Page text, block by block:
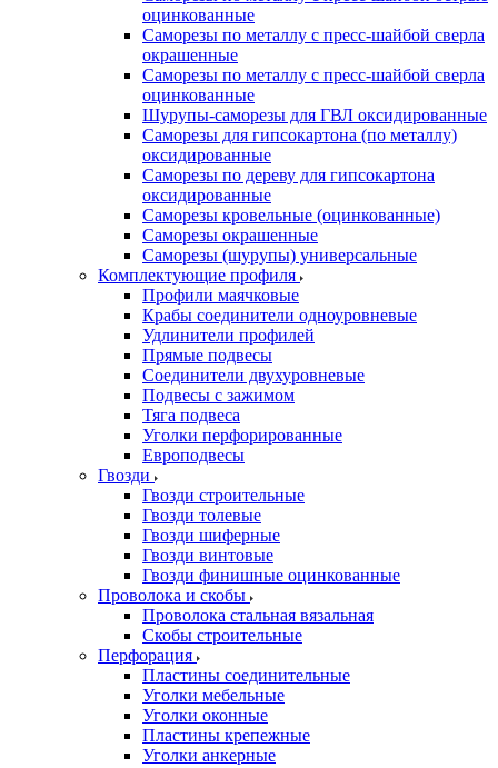
оцинкованные
Саморезы по металлу с пресс-шайбой сверла
окрашенные
Саморезы по металлу с пресс-шайбой сверла
оцинкованные
Шурупы-саморезы для ГВЛ оксидированные
Саморезы для гипсокартона (по металлу)
оксидированные
Саморезы по дереву для гипсокартона
оксидированные
Саморезы кровельные (оцинкованные)
Саморезы окрашенные
Саморезы (шурупы) универсальные
Комплектующие профиля
Профили маячковые
Крабы соединители одноуровневые
Удлинители профилей
Прямые подвесы
Соединители двухуровневые
Подвесы с зажимом
Тяга подвеса
Уголки перфорированные
Европодвесы
Гвозди
Гвозди строительные
Гвозди толевые
Гвозди шиферные
Гвозди винтовые
Гвозди финишные оцинкованные
Проволока и скобы
Проволока стальная вязальная
Скобы строительные
Перфорация
Пластины соединительные
Уголки мебельные
Уголки оконные
Пластины крепежные
Уголки анкерные